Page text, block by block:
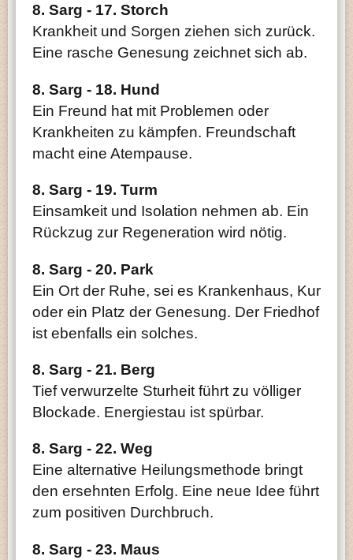
8. Sarg - 17. Storch
Krankheit und Sorgen ziehen sich zurück.
Eine rasche Genesung zeichnet sich ab.
8. Sarg - 18. Hund
Ein Freund hat mit Problemen oder
Krankheiten zu kämpfen. Freundschaft
macht eine Atempause.
8. Sarg - 19. Turm
Einsamkeit und Isolation nehmen ab. Ein
Rückzug zur Regeneration wird nötig.
8. Sarg - 20. Park
Ein Ort der Ruhe, sei es Krankenhaus, Kur
oder ein Platz der Genesung. Der Friedhof
ist ebenfalls ein solches.
8. Sarg - 21. Berg
Tief verwurzelte Sturheit führt zu völliger
Blockade. Energiestau ist spürbar.
8. Sarg - 22. Weg
Eine alternative Heilungsmethode bringt
den ersehnten Erfolg. Eine neue Idee führt
zum positiven Durchbruch.
8. Sarg - 23. Maus